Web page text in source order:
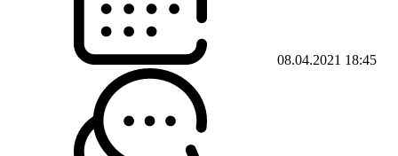
08.04.2021 18:45